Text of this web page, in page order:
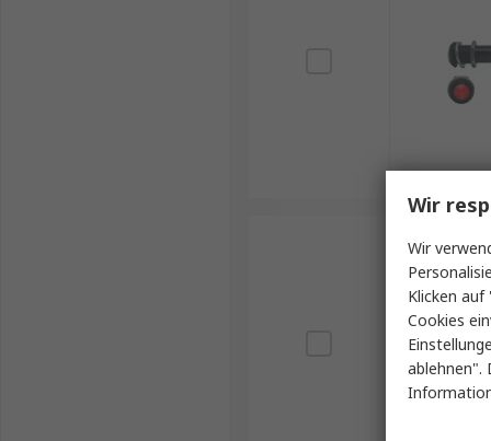
Wir
Wir
Klicken
Cookies
ablehnen".